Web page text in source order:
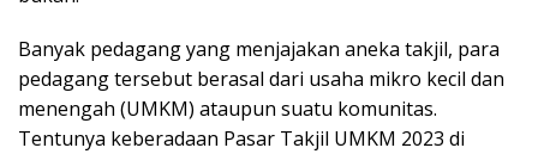
Banyak pedagang yang menjajakan aneka takjil, para
pedagang tersebut berasal dari usaha mikro kecil dan
menengah (UMKM) ataupun suatu komunitas.
Tentunya keberadaan Pasar Takjil UMKM 2023 di